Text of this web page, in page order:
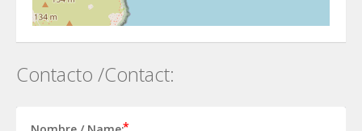
Contacto /Contact: